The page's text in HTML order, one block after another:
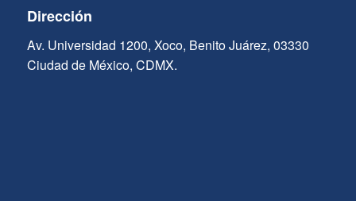
Dirección
Av. Universidad 1200, Xoco, Benito Juárez, 03330
Ciudad de México, CDMX.